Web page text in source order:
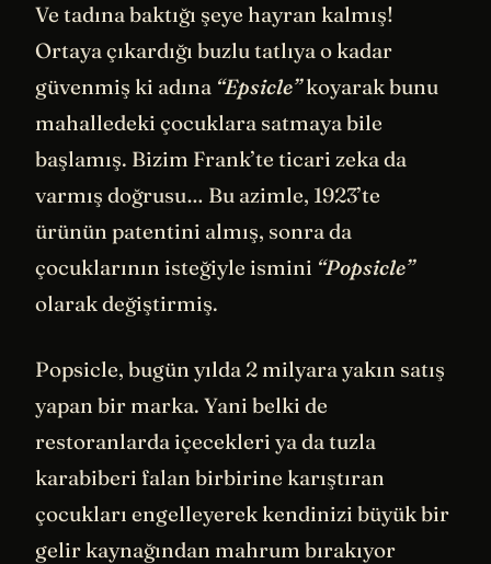
Ve tadına baktığı şeye hayran kalmış!
Ortaya çıkardığı buzlu tatlıya o kadar
güvenmiş ki adına “Epsicle”koyarak bunu
mahalledeki çocuklara satmaya bile
başlamış. Bizim Frank’te ticari zeka da
varmış doğrusu… Bu azimle, 1923’te
ürünün patentini almış, sonra da
çocuklarının isteğiyle ismini “Popsicle”
olarak değiştirmiş.
Popsicle, bugün yılda 2 milyara yakın satış
yapan bir marka. Yani belki de
restoranlarda içecekleri ya da tuzla
karabiberi falan birbirine karıştıran
çocukları engelleyerek kendinizi büyük bir
gelir kaynağından mahrum bırakıyor